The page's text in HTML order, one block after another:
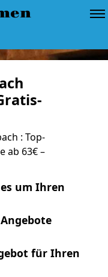
: Top-
ab 63€ –
um Ihren
für Ihren